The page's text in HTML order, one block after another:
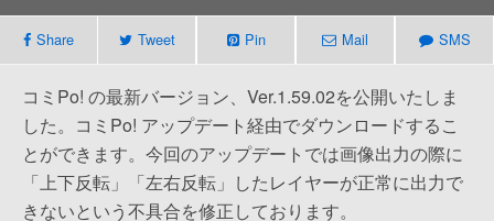
Share Tweet Pin Mail SMS
コミPo! の最新バージョン、Ver.1.59.02を公開いたしま
した。コミPo! アップデート経由でダウンロードするこ
とができます。今回のアップデートでは画像出力の際に
「上下反転」「左右反転」したレイヤーが正常に出力で
きないという不具合を修正しております。